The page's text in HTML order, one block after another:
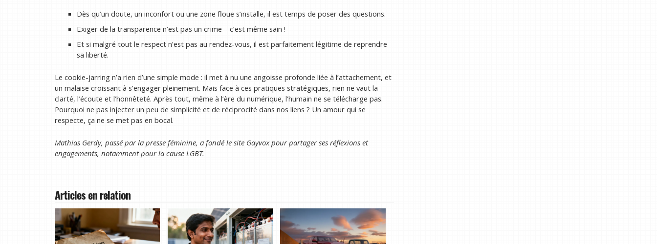
Dès qu’un doute, un inconfort ou une zone floue s’installe, il est temps de poser des questions.
Exiger de la transparence n’est pas un crime – c’est même sain !
Et si malgré tout le respect n’est pas au rendez-vous, il est parfaitement légitime de reprendre
sa liberté.
Le cookie-jarring n’a rien d’une simple mode : il met à nu une angoisse profonde liée à l’attachement, et
un malaise croissant à s’engager pleinement. Mais face à ces pratiques stratégiques, rien ne vaut la
clarté, l’écoute et l’honnêteté. Après tout, même à l’ère du numérique, l’humain ne se télécharge pas.
Pourquoi ne pas injecter un peu de simplicité et de réciprocité dans nos liens ? Un amour qui se
respecte, ça ne se met pas en bocal.
Mathias Gerdy, passé par la presse féminine, a fondé le site Gayvox pour partager ses réflexions et
engagements, notamment pour la cause LGBT.
Articles en relation